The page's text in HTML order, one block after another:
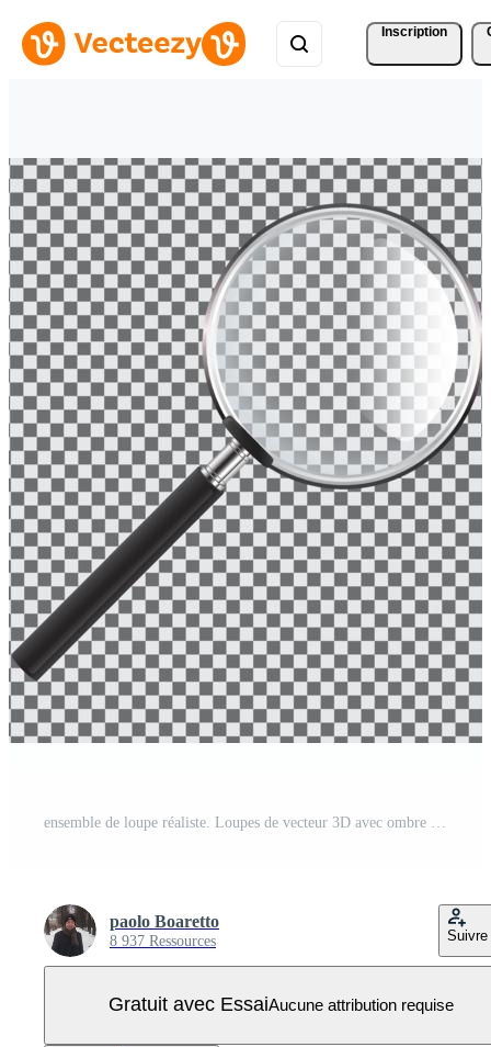
Inscription
paolo Boaretto
8 937 Ressources Suivre
Gratuit avec EssaiAucune attribution requise